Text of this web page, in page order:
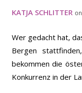
KATJA SCHLITTER
Wer gedacht hat,
Bergen
bekommen die
Konkurrenz in der